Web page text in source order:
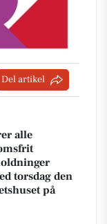
Del artikel
alle
torsdag den
på